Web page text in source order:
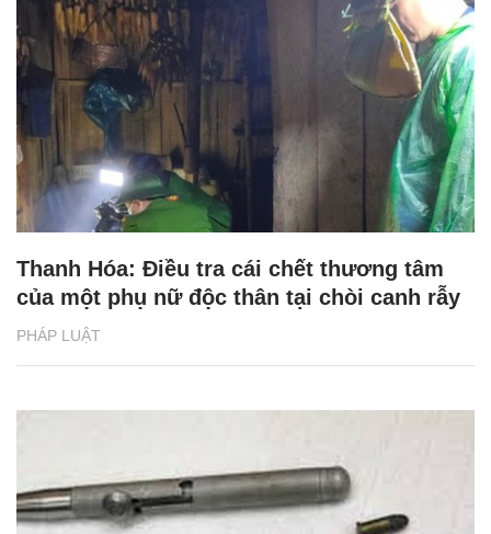
PHÁP LUẬT
Thanh Hóa: Điều tra cái chết thương tâm
của một phụ nữ độc thân tại chòi canh rẫy